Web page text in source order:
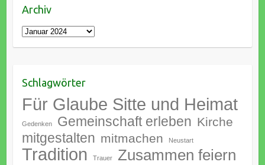
Archiv
Archiv
Schlagwörter
Für Glaube Sitte und Heimat
Gedenken Gemeinschaft erleben Kirche
mitgestalten mitmachen Neustart
Tradition Trauer Zusammen feiern